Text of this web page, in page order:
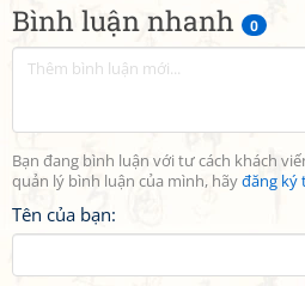
Bình luận nhanh 0
Bạn đang bình luận với tư cách khách
quản lý bình luận của mình, hãyđăng ký
Tên của bạn: